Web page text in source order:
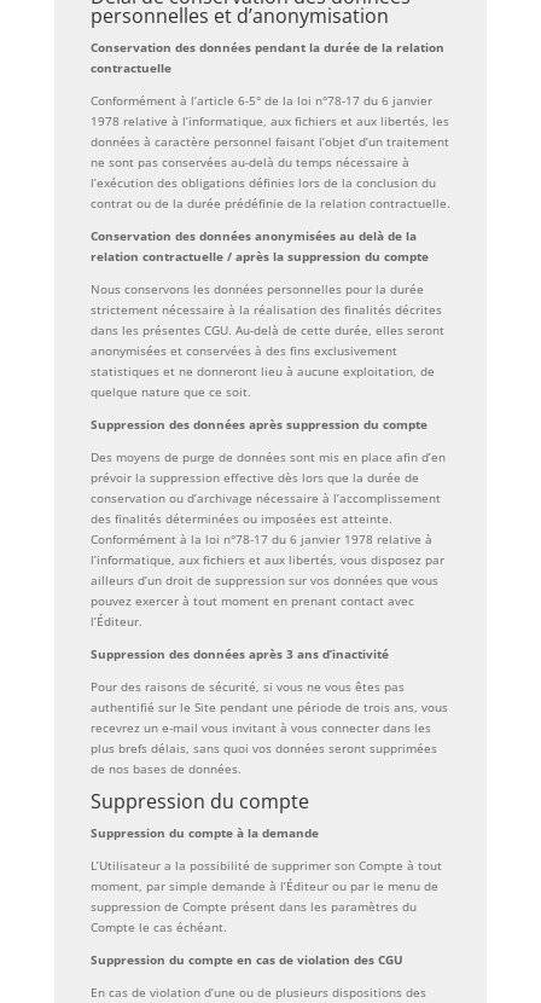
personnelles et d’anonymisation
Conservation des données pendant la durée de la relation
contractuelle
Conformément à l’article 6-5° de la loi n°78-17 du 6 janvier
1978 relative à l’informatique, aux fichiers et aux libertés, les
données à caractère personnel faisant l’objet d’un traitement
ne sont pas conservées au-delà du temps nécessaire à
l’exécution des obligations définies lors de la conclusion du
contrat ou de la durée prédéfinie de la relation contractuelle.
Conservation des données anonymisées au delà de la
relation contractuelle / après la suppression du compte
Nous conservons les données personnelles pour la durée
strictement nécessaire à la réalisation des finalités décrites
dans les présentes CGU. Au-delà de cette durée, elles seront
anonymisées et conservées à des fins exclusivement
statistiques et ne donneront lieu à aucune exploitation, de
quelque nature que ce soit.
Suppression des données après suppression du compte
Des moyens de purge de données sont mis en place afin d’en
prévoir la suppression effective dès lors que la durée de
conservation ou d’archivage nécessaire à l’accomplissement
des finalités déterminées ou imposées est atteinte.
Conformément à la loi n°78-17 du 6 janvier 1978 relative à
l’informatique, aux fichiers et aux libertés, vous disposez par
ailleurs d’un droit de suppression sur vos données que vous
pouvez exercer à tout moment en prenant contact avec
l’Éditeur.
Suppression des données après 3 ans d’inactivité
Pour des raisons de sécurité, si vous ne vous êtes pas
authentifié sur le Site pendant une période de trois ans, vous
recevrez un e-mail vous invitant à vous connecter dans les
plus brefs délais, sans quoi vos données seront supprimées
de nos bases de données.
Suppression du compte
Suppression du compte à la demande
L’Utilisateur a la possibilité de supprimer son Compte à tout
moment, par simple demande à l’Éditeur ou par le menu de
suppression de Compte présent dans les paramètres du
Compte le cas échéant.
Suppression du compte en cas de violation des CGU
En cas de violation d’une ou de plusieurs dispositions des